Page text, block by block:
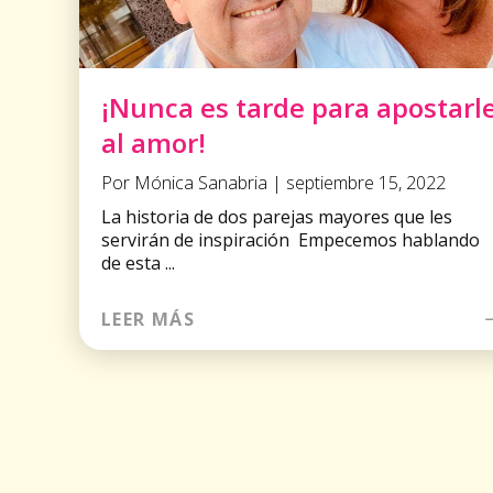
¡Nunca es tarde para
al amor!
Por Mónica Sanabria | septiembre 15, 2022
La historia de dos parejas mayores que les
servirán de inspiración Empecemos hablando
de esta ...
LEER MÁS